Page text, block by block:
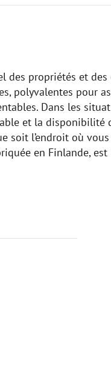
des propriétés et
polyvalentes pour
Dans les
et la disponibilité
soit l’endroit où
en Finlande,